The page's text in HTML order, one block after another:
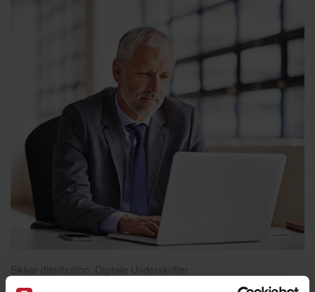
Sikker distribution, Digitale Underskrifter